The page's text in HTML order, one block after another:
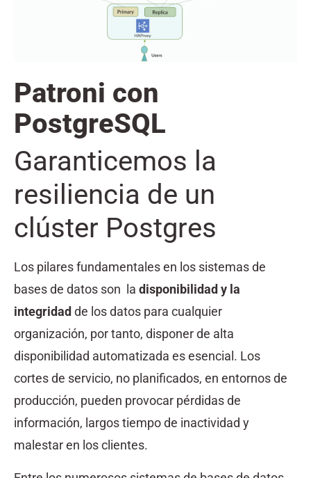
Patroni con
PostgreSQL
Garanticemos la
resiliencia de un
clúster Postgres
​Los pilares fundamentales en los sistemas de
bases de datos son la disponibilidad y la
integridadde los datos para cualquier
organización, por tanto, disponer de alta
disponibilidad automatizada es esencial. Los
cortes de servicio, no planificados, en entornos de
producción, pueden provocar pérdidas de
información, largos tiempo de inactividad y
malestar en los clientes.